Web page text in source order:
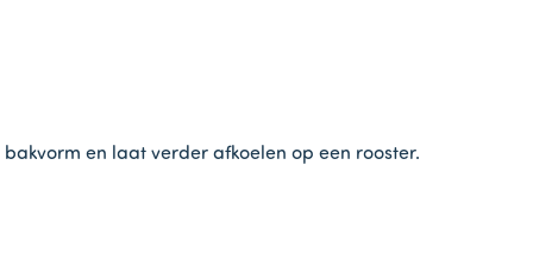
en laat verder afkoelen op een rooster.